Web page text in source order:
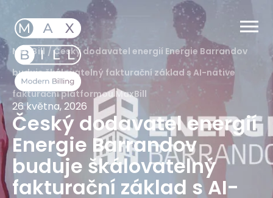
MaxBill /Český dodavatel energií Energie Barrandov
buduje škálovatelný fakturační základ s AI-native
fakturační platformou MaxBill
26 května, 2026
Český dodavatel energií
Energie Barrandov
buduje škálovatelný
fakturační základ s AI-